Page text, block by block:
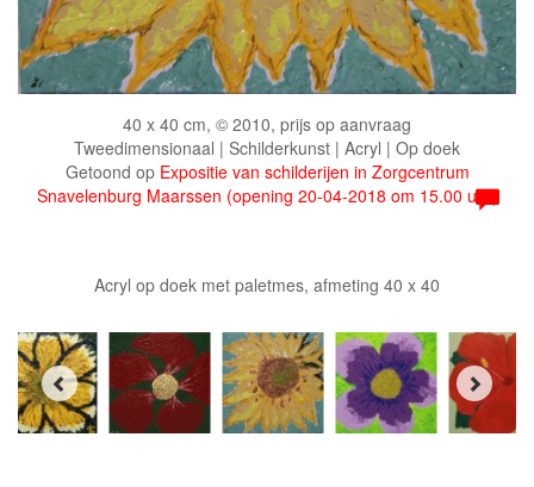
40 x 40 cm, © 2010, prijs op aanvraag
Tweedimensionaal | Schilderkunst | Acryl | Op doek
Getoond op Expositie van schilderijen in Zorgcentrum
Snavelenburg Maarssen (opening 20-04-2018 om 15.00 uur)
Acryl op doek met paletmes, afmeting 40 x 40